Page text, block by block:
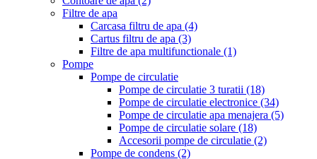
Filtre de apa
Carcasa filtru de apa (4)
Cartus filtru de apa (3)
Filtre de apa multifunctionale (1)
Pompe
Pompe de circulatie
Pompe de circulatie 3 turatii (18)
Pompe de circulatie electronice (34)
Pompe de circulatie apa menajera (5)
Pompe de circulatie solare (18)
Accesorii pompe de circulatie (2)
Pompe de condens (2)